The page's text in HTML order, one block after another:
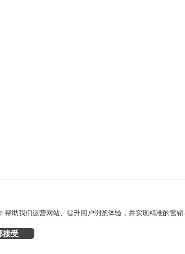
助我们运营网站、提升用户浏览体验，并实现精准的营
接受